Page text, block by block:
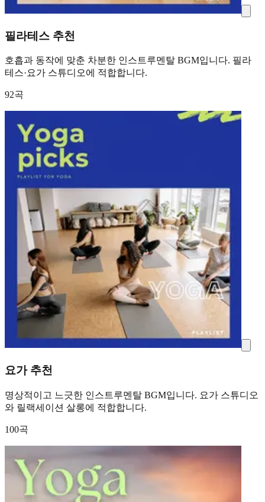
필라테스 추천
호흡과 동작에 맞춘 차분한 인스트루멘탈 BGM입니다. 필라
테스·요가 스튜디오에 적합합니다.
92곡
요가 추천
명상적이고 느긋한 인스트루멘탈 BGM입니다. 요가 스튜디오
와 릴랙세이션 살롱에 적합합니다.
100곡